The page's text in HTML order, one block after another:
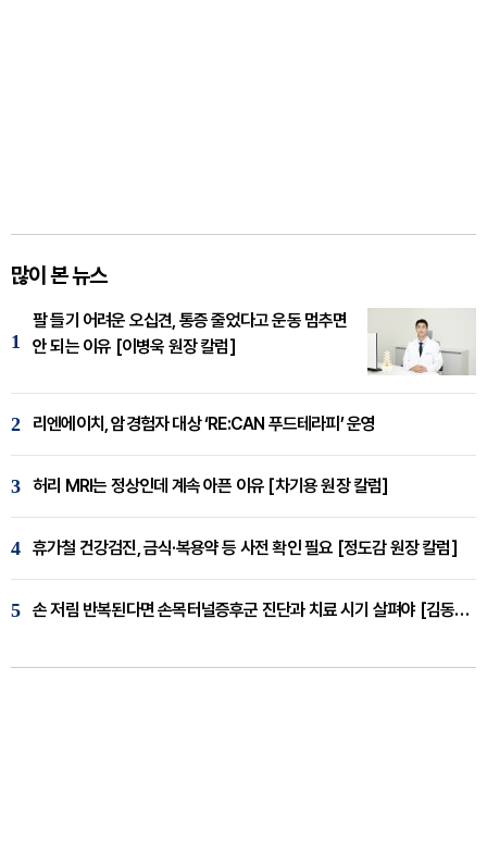
많이 본 뉴스
1
팔 들기 어려운 오십견, 통증 줄었다고 운동 멈추면
안 되는 이유 [이병욱 원장 칼럼]
2 리엔에이치, 암경험자 대상 ‘RE:CAN 푸드테라피’ 운영
3 허리 MRI는 정상인데 계속 아픈 이유 [차기용 원장 칼럼]
4 휴가철 건강검진, 금식·복용약 등 사전 확인 필요 [정도감 원장 칼럼]
5 손 저림 반복된다면 손목터널증후군 진단과 치료 시기 살펴야 [김동현 원장 칼럼]